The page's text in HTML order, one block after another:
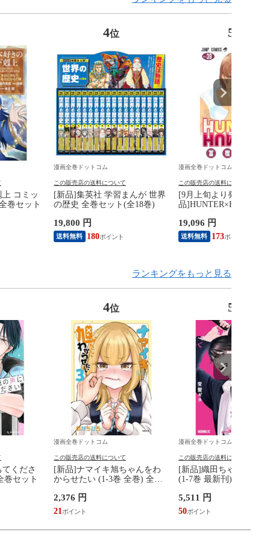
コミッ
巻セット
4位
漫画全巻ドットコム
この販売店の送料について
[新品]集英社 学習まんが 世界
の歴史 全巻セット(全18巻)
19,800 円
送料無料 180
5
漫画全巻ドットコム
この販売店の送料について
[9月上旬より発送予定][
品]HUNTER×HUNTER
全巻セット [入荷予約]
19,096 円
送料無料 173
ランキングをもっと見る
くださ
巻セット
4位
漫画全巻ドットコム
この販売店の送料について
[新品]ナマイキ旭ちゃんをわ
からせたい (1-3巻 全巻) 全巻
2,376 円
21
5
漫画全巻ドットコム
この販売店の送料について
[新品]織田ちゃんと明
(1-7巻 最新刊) 全巻セッ
5,511 円
50